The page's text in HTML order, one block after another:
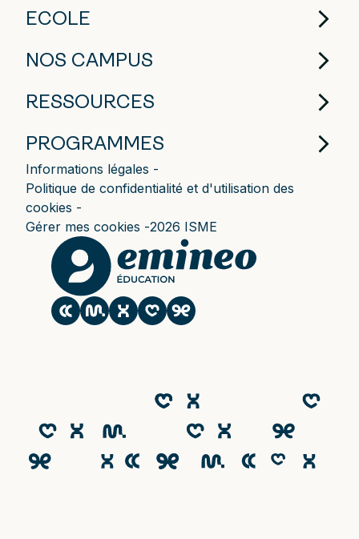
ECOLE
NOS CAMPUS
RESSOURCES
PROGRAMMES
Informations légales
Politique de confidentialité et d'utilisation des
cookies
Gérer mes cookies
2026 ISME